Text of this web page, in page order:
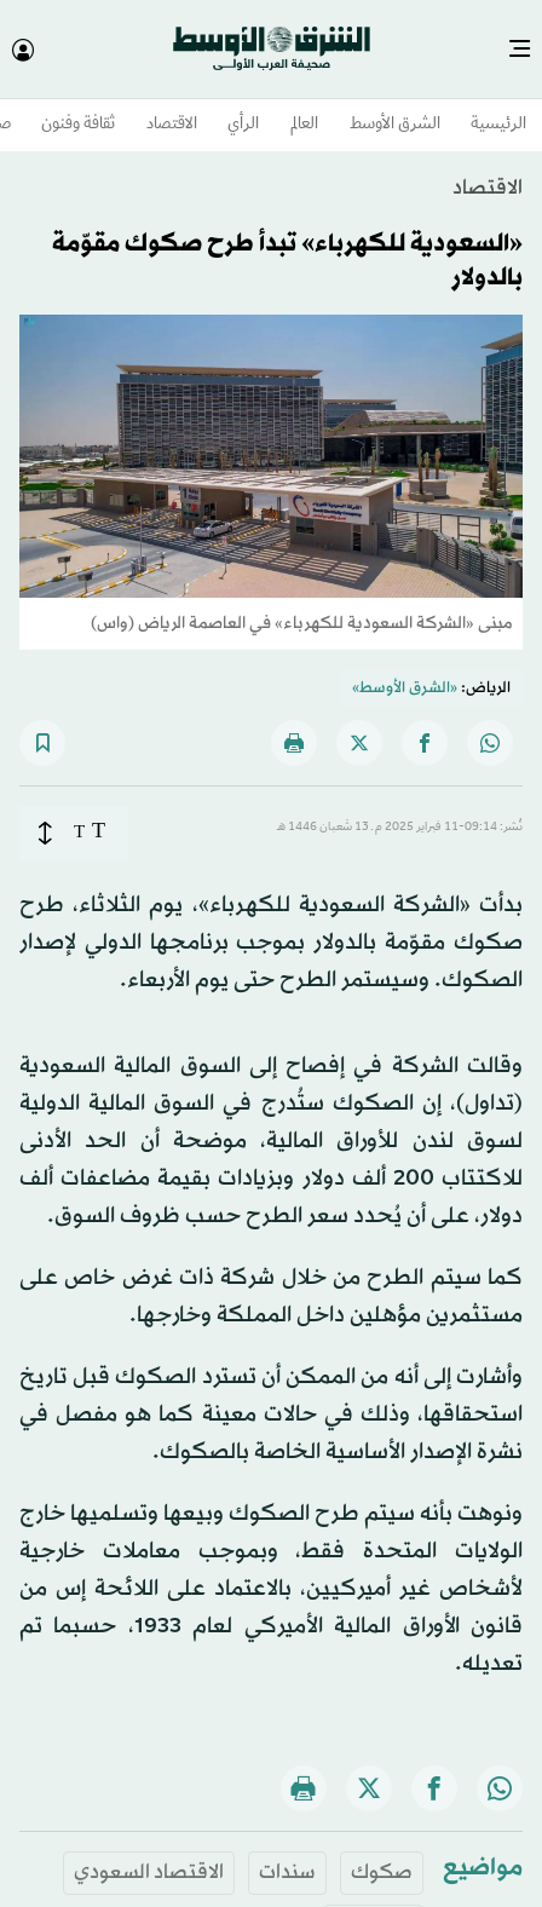
الرئيسية الشرق الأوسط​ العالم الرأي الاقتصاد ثقافة وفنون
الاقتصاد
«السعودية للكهرباء» تبدأ طرح صكوك مقوّمة
بالدولار
مبنى «الشركة السعودية للكهرباء» في العاصمة الرياض (واس)
الرياض:«الشرق الأوسط»
نُشر: 09:14-11 فبراير 2025 م ـ 13 شَعبان 1446 هـ T
T
بدأت «الشركة السعودية للكهرباء»، يوم الثلاثاء، طرح
صكوك مقوّمة بالدولار بموجب برنامجها الدولي لإصدار
الصكوك. وسيستمر الطرح حتى يوم الأربعاء.
وقالت الشركة في إفصاح إلى السوق المالية السعودية
(تداول)، إن الصكوك ستُدرج في السوق المالية الدولية
لسوق لندن للأوراق المالية، موضحة أن الحد الأدنى
للاكتتاب 200 ألف دولار وبزيادات بقيمة مضاعفات ألف
دولار، على أن يُحدد سعر الطرح حسب ظروف السوق.
كما سيتم الطرح من خلال شركة ذات غرض خاص على
مستثمرين مؤهلين داخل المملكة وخارجها.
وأشارت إلى أنه من الممكن أن تسترد الصكوك قبل تاريخ
استحقاقها، وذلك في حالات معينة كما هو مفصل في
نشرة الإصدار الأساسية الخاصة بالصكوك.
ونوهت بأنه سيتم طرح الصكوك وبيعها وتسلميها خارج
الولايات المتحدة فقط، وبموجب معاملات خارجية
لأشخاص غير أميركيين، بالاعتماد على اللائحة إس من
قانون الأوراق المالية الأميركي لعام 1933، حسبما تم
تعديله.
مواضيع صكوك سندات
الاقتصاد السعودي